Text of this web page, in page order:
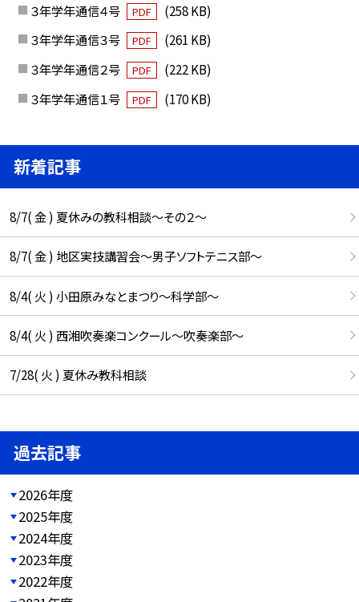
３年学年通信４号
PDF
(258 KB)
３年学年通信３号
PDF
(261 KB)
３年学年通信２号
PDF
(222 KB)
３年学年通信１号
PDF (170 KB)
新着記事
8/7( 金 ) 夏休みの教科相談～その２～
8/7( 金 ) 地区実技講習会～男子ソフトテニス部～
8/4( 火 ) 小田原みなとまつり～科学部～
8/4( 火 ) 西湘吹奏楽コンクール～吹奏楽部～
7/28( 火 ) 夏休み教科相談
過去記事
2026年度
2025年度
2024年度
2023年度
2022年度